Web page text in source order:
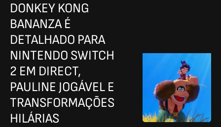
DONKEY KONG
BANANZA É
DETALHADO PARA
NINTENDO SWITCH
2 EM DIRECT,
PAULINE JOGÁVEL E
TRANSFORMAÇÕES
HILÁRIAS